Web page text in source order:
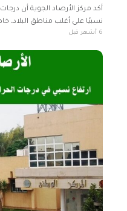
أكد مركز الأرصاد الجوية أن
نسبيًا على أغلب مناطق البلاد،
انخفاضها يوم الغد على مناطق
6 أشهر قبل